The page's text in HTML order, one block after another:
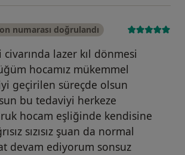
numarası doğrulandı
lazer kıl dönmesi
hocamız mükemmel
geçirilen süreçde olsun
bu tedaviyi herkeze
hocam eşliğinde kendisine
sızısız şuan da normal
devam ediyorum sonsuz